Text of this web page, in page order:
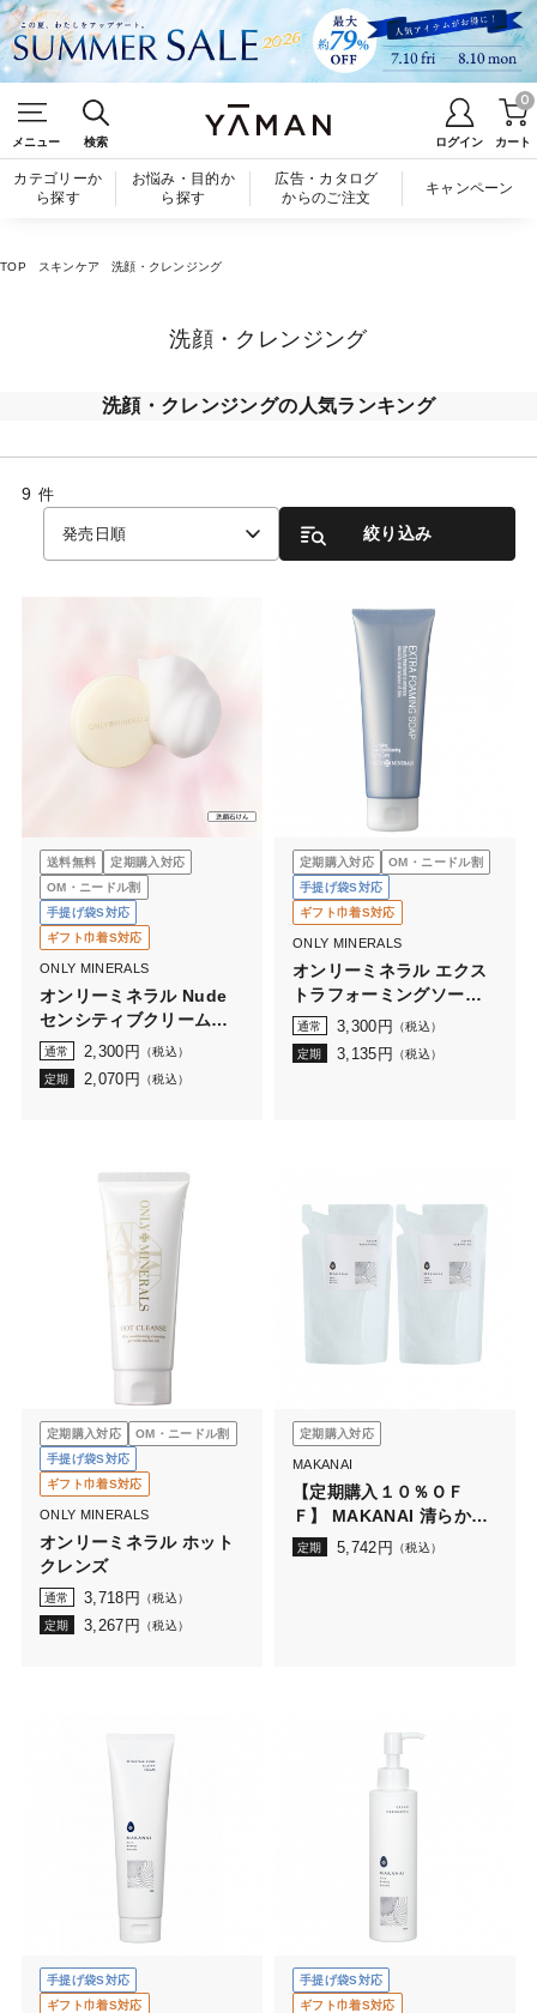
メニュー 検索 ログイン カート
0
カテゴリーか
ら探す
お悩み・目的か
ら探す
広告・カタログ
からのご注文
キャンペーン
TOP スキンケア 洗顔・クレンジング
洗顔・クレンジング
洗顔・クレンジングの人気ランキング
9 件
発売日順 絞り込み
送料無料
定期購入対応
OM・ニードル割
手提げ袋S対応
ギフト巾着S対応
ONLY MINERALS
オンリーミネラル Nude
センシティブクリームソ
ープ 60g
通常 2,300 円 （税込）
定期 2,070 円 （税込）
定期購入対応
OM・ニードル割
手提げ袋S対応
ギフト巾着S対応
ONLY MINERALS
オンリーミネラル エクス
トラフォーミングソープ
(100g)
通常 3,300 円 （税込）
定期 3,135 円 （税込）
定期購入対応
OM・ニードル割
手提げ袋S対応
ギフト巾着S対応
ONLY MINERALS
オンリーミネラル ホット
クレンズ
通常 3,718 円 （税込）
定期 3,267 円 （税込）
定期購入対応
MAKANAI
【定期購入１０％ＯＦ
Ｆ】 MAKANAI 清らかな
クレンジング（詰め替え
定期 5,742 円 （税込）
手提げ袋S対応
ギフト巾着S対応
手提げ袋S対応
ギフト巾着S対応